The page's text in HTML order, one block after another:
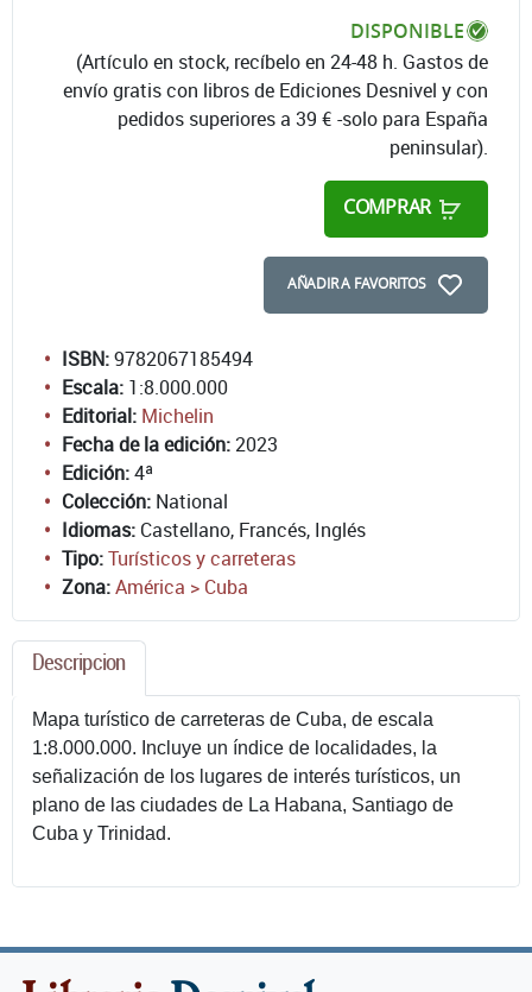
DISPONIBLE
(Artículo en stock, recíbelo en 24-48 h. Gastos de
envío gratis con libros de Ediciones Desnivel y con
pedidos superiores a 39 € -solo para España
peninsular).
COMPRAR
AÑADIR A FAVORITOS
ISBN:9782067185494
Escala: 1:8.000.000
Editorial: Michelin
Fecha de la edición:2023
Edición:4ª
Colección: National
Idiomas: Castellano, Francés, Inglés
Tipo:Turísticos y carreteras
Zona:América > Cuba
Descripcion
Mapa turístico de carreteras de Cuba, de escala
1:8.000.000. Incluye un índice de localidades, la
señalización de los lugares de interés turísticos, un
plano de las ciudades de La Habana, Santiago de
Cuba y Trinidad.